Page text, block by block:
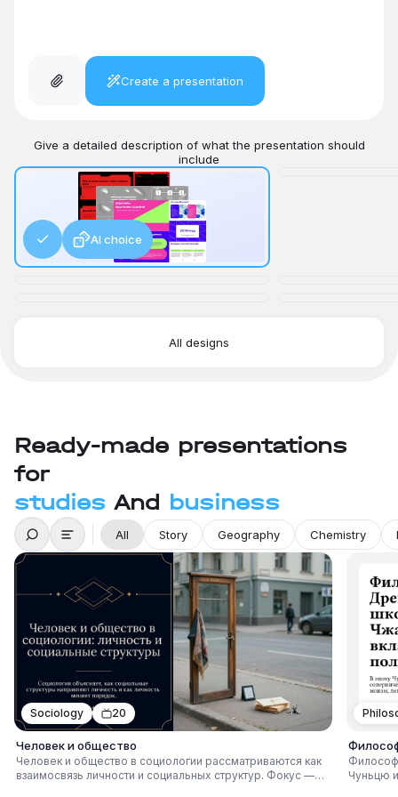
Create a presentation
Give a detailed description of what the presentation should
include
AI choice
All designs
Ready-made presentations
for
studies And business
All Story Geography Chemistry
Sociology 20
Человек и общество
Человек и общество в социологии рассматриваются как
взаимосвязь личности и социальных структур. Фокус —
Чуньцю